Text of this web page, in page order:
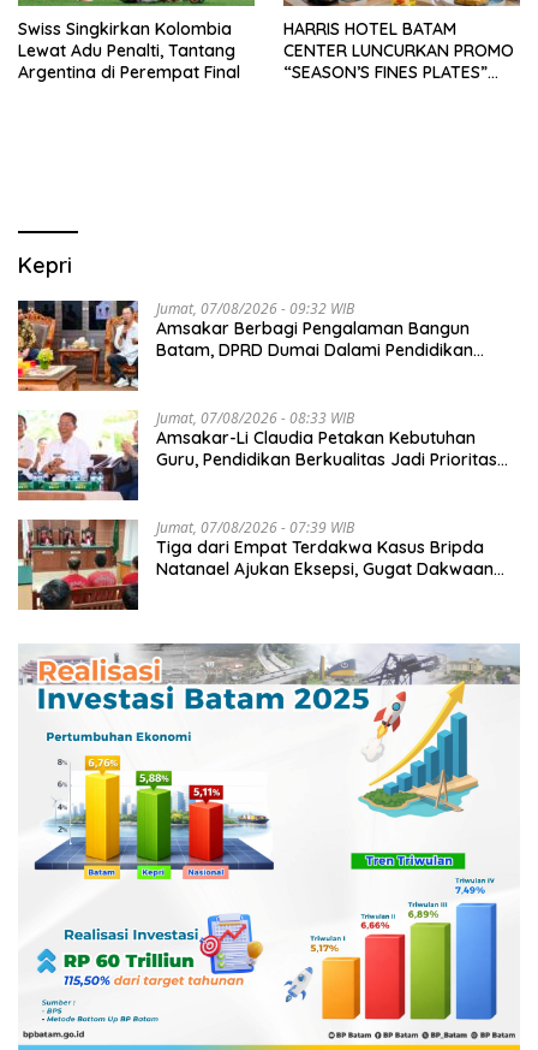
Swiss Singkirkan Kolombia
Lewat Adu Penalti, Tantang
Argentina di Perempat Final
HARRIS HOTEL BATAM
CENTER LUNCURKAN PROMO
“SEASON’S FINES PLATES”
Kepri
Jumat, 07/08/2026 - 09:32 WIB
Amsakar Berbagi Pengalaman Bangun
Batam, DPRD Dumai Dalami Pendidikan
Jumat, 07/08/2026 - 08:33 WIB
Amsakar-Li Claudia Petakan Kebutuhan
Guru, Pendidikan Berkualitas Jadi Prioritas
Jumat, 07/08/2026 - 07:39 WIB
Tiga dari Empat Terdakwa Kasus Bripda
Natanael Ajukan Eksepsi, Gugat Dakwaan